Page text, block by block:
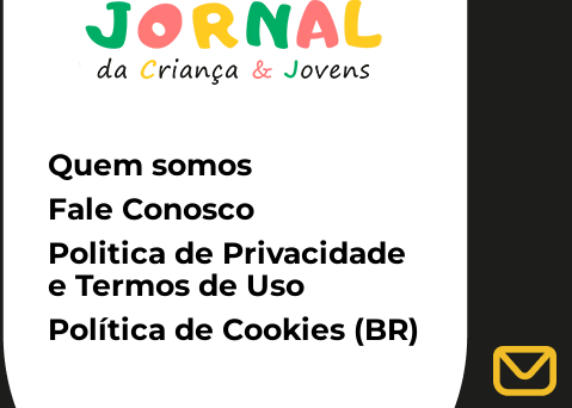
Quem somos
Fale Conosco
Politica de Privacidade
e Termos de Uso
Política de Cookies (BR)